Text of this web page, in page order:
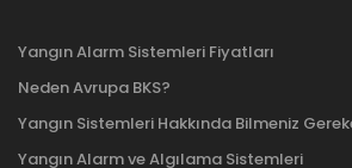
Yangın Alarm Sistemleri Fiyatları
Neden Avrupa BKS?
Yangın Sistemleri Hakkında Bilmeniz
Yangın Alarm ve Algılama Sistemleri